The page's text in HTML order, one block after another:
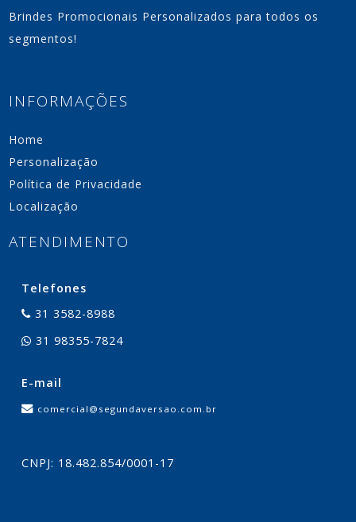
Brindes Promocionais Personalizados para todos os
segmentos!
INFORMAÇÕES
Home
Personalização
Política de Privacidade
Localização
ATENDIMENTO
Telefones
31 3582-8988
31 98355-7824
E-mail
comercial@segundaversao.com.br
CNPJ: 18.482.854/0001-17